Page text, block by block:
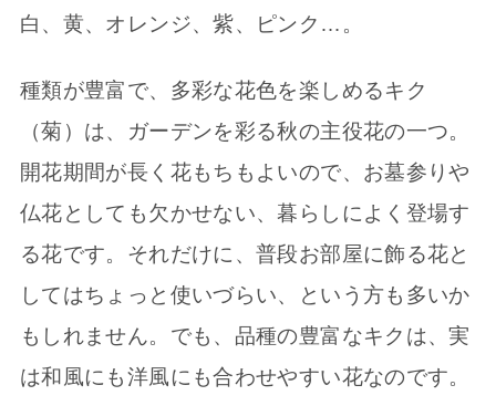
白、黄、オレンジ、紫、ピンク…。
種類が豊富で、多彩な花色を楽しめるキク
（菊）は、ガーデンを彩る秋の主役花の一つ。
開花期間が長く花もちもよいので、お墓参りや
仏花としても欠かせない、暮らしによく登場す
る花です。それだけに、普段お部屋に飾る花と
してはちょっと使いづらい、という方も多いか
もしれません。でも、品種の豊富なキクは、実
は和風にも洋風にも合わせやすい花なのです。